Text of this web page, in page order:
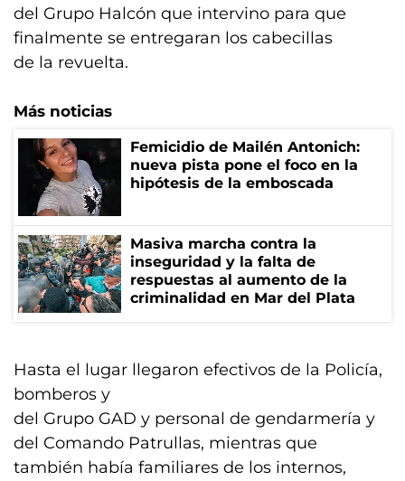
del Grupo Halcón que intervino para que
finalmente se entregaran los cabecillas
de la revuelta.
Más noticias
Femicidio de Mailén Antonich:
nueva pista pone el foco en la
hipótesis de la emboscada
Masiva marcha contra la
inseguridad y la falta de
respuestas al aumento de la
criminalidad en Mar del Plata
Hasta el lugar llegaron efectivos de la Policía,
bomberos y
del Grupo GAD y personal de gendarmería y
del Comando Patrullas, mientras que
también había familiares de los internos,